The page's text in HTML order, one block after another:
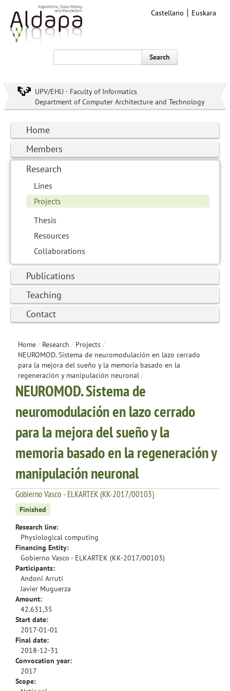
Castellano Euskara
Search
UPV/EHU · Faculty of Informatics
Department of Computer Architecture and Technology
Home
Members
Research
Lines
Projects
Thesis
Resources
Collaborations
Publications
Teaching
Contact
Home/ Research / Projects/
NEUROMOD. Sistema de neuromodulación en lazo cerrado
para la mejora del sueño y la memoria basado en la
regeneración y manipulación neuronal/
NEUROMOD. Sistema de
neuromodulación en lazo cerrado
para la mejora del sueño y la
memoria basado en la regeneración y
manipulación neuronal
Gobierno Vasco - ELKARTEK (KK-2017/00103)
Finished
Research line:
Physiological computing
Financing Entity:
Gobierno Vasco - ELKARTEK (KK-2017/00103)
Participants:
Andoni Arruti
Javier Muguerza
Amount:
42.631,35
Start date:
2017-01-01
Final date:
2018-12-31
Convocation year:
2017
Scope: